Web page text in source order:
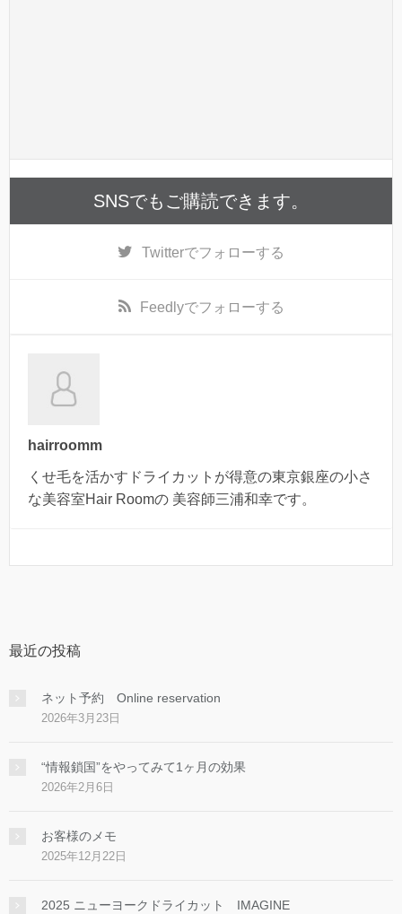
SNSでもご購読できます。
Twitterでフォローする
Feedlyでフォローする
hairroomm
くせ毛を活かすドライカットが得意の東京銀座の小さ
な美容室Hair Roomの 美容師三浦和幸です。
最近の投稿
ネット予約 Online reservation
2026年3月23日
“情報鎖国”をやってみて1ヶ月の効果
2026年2月6日
お客様のメモ
2025年12月22日
2025 ニューヨークドライカット IMAGINE